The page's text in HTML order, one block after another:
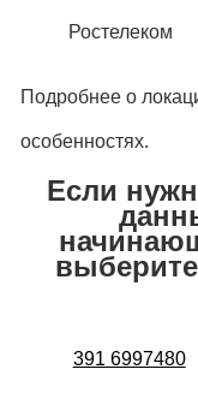
Ростелеком
Подробнее о
особенностях.
Если
391 6997480